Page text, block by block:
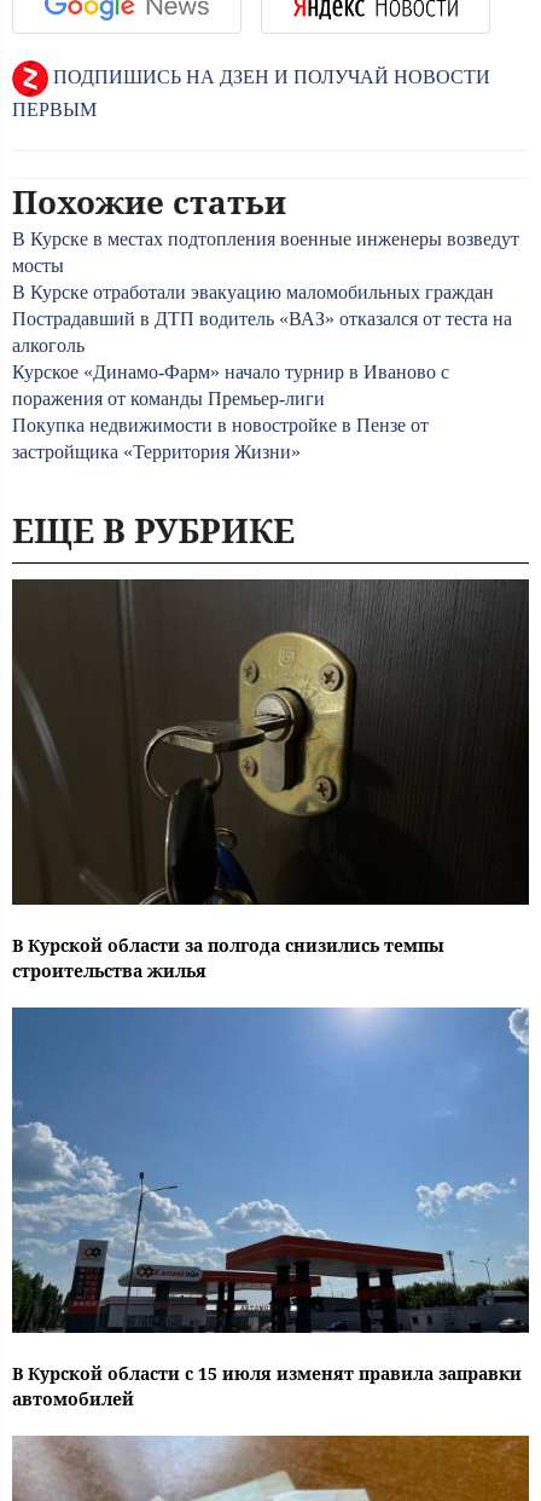
ПОДПИШИСЬ НА ДЗЕН И ПОЛУЧАЙ НОВОСТИ
ПЕРВЫМ
Похожие статьи
В Курске в местах подтопления военные инженеры возведут
мосты
В Курске отработали эвакуацию маломобильных граждан
Пострадавший в ДТП водитель «ВАЗ» отказался от теста на
алкоголь
Курское «Динамо-Фарм» начало турнир в Иваново с
поражения от команды Премьер-лиги
Покупка недвижимости в новостройке в Пензе от
застройщика «Территория Жизни»
ЕЩЕ В РУБРИКЕ
В Курской области за полгода снизились темпы
строительства жилья
В Курской области с 15 июля изменят правила заправки
автомобилей